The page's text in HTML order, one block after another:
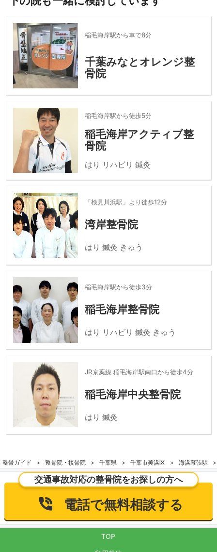
稲毛海岸駅から車で8分
千葉みなとオレンジ整
骨院
稲毛海岸駅から徒歩5分
稲毛海岸アクティブ整
骨院
はり リハビリ 鍼灸
「検見川浜駅」より徒歩12分
湾岸整骨院
はり 鍼灸 きゅう
稲毛海岸駅から徒歩3分
稲毛海岸整骨院
はり リハビリ 鍼灸 きゅう
JR京葉線 稲毛海岸駅南口から徒歩4分
稲毛海岸中央整骨院
はり 鍼灸
整骨ガイド 整骨院・接骨院 千葉県 千葉市美浜区 海浜幕張駅
交通事故対応の整骨院をお探しの方へ
電話で無料相談する
TOP